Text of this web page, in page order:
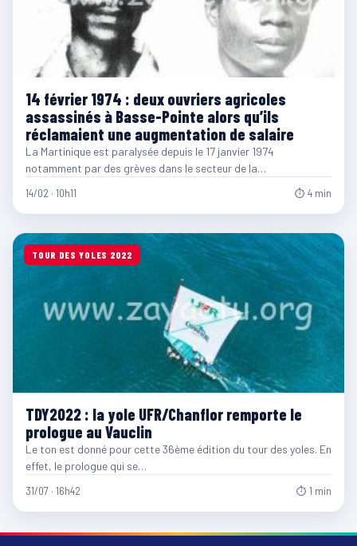
14 février 1974 : deux ouvriers agricoles
assassinés à Basse-Pointe alors qu’ils
réclamaient une augmentation de salaire
La Martinique est paralysée depuis le 17 janvier 1974
notamment par des grèves dans le secteur de la…
14/02 · 10h11 ⏱ 4 min
TOUR DES YOLES 2022
TDY2022 : la yole UFR/Chanflor remporte le
prologue au Vauclin
Le ton est donné pour cette 36ème édition du tour des yoles. En
effet, le prologue qui se…
31/07 · 16h42 ⏱ 1 min